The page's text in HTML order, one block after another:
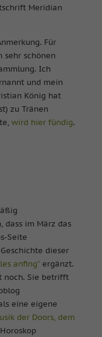
Meridian
Für
sehr schönen
Ich
und mein
König hat
zu Tränen
wird hier fündig.
dass im März das
Seite
dieser
anfing“ergänzt.
noch. Sie betrifft
eine eigene
der Doors, dem